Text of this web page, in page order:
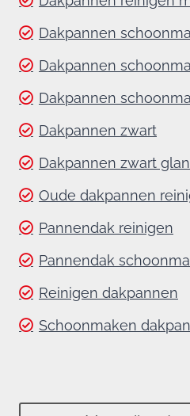
Dakpannen
Dakpannen
Dakpannen
Dakpannen zwart
Dakpannen zwart
Oude dakpannen
Pannendak reinigen
Pannendak
Reinigen dakpannen
Schoonmaken